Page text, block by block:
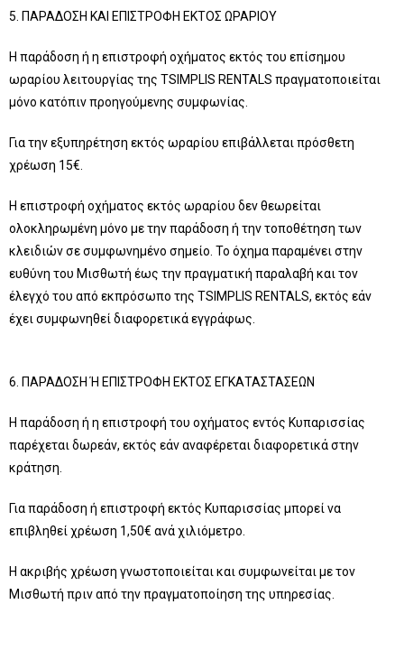
5. ΠΑΡΑΔΟΣΗ ΚΑΙ ΕΠΙΣΤΡΟΦΗ ΕΚΤΟΣ ΩΡΑΡΙΟΥ
Η παράδοση ή η επιστροφή οχήματος εκτός του επίσημου
ωραρίου λειτουργίας της TSIMPLIS RENTALS πραγματοποιείται
μόνο κατόπιν προηγούμενης συμφωνίας.
Για την εξυπηρέτηση εκτός ωραρίου επιβάλλεται πρόσθετη
χρέωση 15€.
Η επιστροφή οχήματος εκτός ωραρίου δεν θεωρείται
ολοκληρωμένη μόνο με την παράδοση ή την τοποθέτηση των
κλειδιών σε συμφωνημένο σημείο. Το όχημα παραμένει στην
ευθύνη του Μισθωτή έως την πραγματική παραλαβή και τον
έλεγχό του από εκπρόσωπο της TSIMPLIS RENTALS, εκτός εάν
έχει συμφωνηθεί διαφορετικά εγγράφως.
6. ΠΑΡΑΔΟΣΗ Ή ΕΠΙΣΤΡΟΦΗ ΕΚΤΟΣ ΕΓΚΑΤΑΣΤΑΣΕΩΝ
Η παράδοση ή η επιστροφή του οχήματος εντός Κυπαρισσίας
παρέχεται δωρεάν, εκτός εάν αναφέρεται διαφορετικά στην
κράτηση.
Για παράδοση ή επιστροφή εκτός Κυπαρισσίας μπορεί να
επιβληθεί χρέωση 1,50€ ανά χιλιόμετρο.
Η ακριβής χρέωση γνωστοποιείται και συμφωνείται με τον
Μισθωτή πριν από την πραγματοποίηση της υπηρεσίας.